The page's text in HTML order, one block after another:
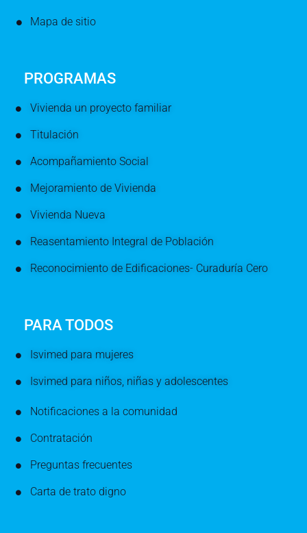
Mapa de sitio
PROGRAMAS
Vivienda un proyecto familiar
Titulación
Acompañamiento Social
Mejoramiento de Vivienda
Vivienda Nueva
Reasentamiento Integral de Población
Reconocimiento de Edificaciones- Curaduría Cero
PARA TODOS
Isvimed para mujeres
Isvimed para niños, niñas y adolescentes
Notificaciones a la comunidad
Contratación
Preguntas frecuentes
Carta de trato digno